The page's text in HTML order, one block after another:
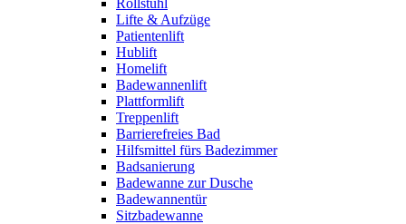
Lifte & Aufzüge
Patientenlift
Hublift
Homelift
Badewannenlift
Plattformlift
Treppenlift
Barrierefreies Bad
Hilfsmittel fürs Badezimmer
Badsanierung
Badewanne zur Dusche
Badewannentür
Sitzbadewanne